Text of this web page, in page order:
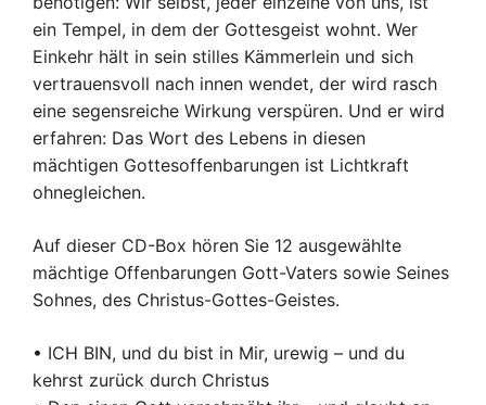
ein Tempel, in dem der Gottesgeist wohnt. Wer
Einkehr hält in sein stilles Kämmerlein und sich
vertrauensvoll nach innen wendet, der wird rasch
eine segensreiche Wirkung verspüren. Und er wird
erfahren: Das Wort des Lebens in diesen
mächtigen Gottesoffenbarungen ist Lichtkraft
ohnegleichen.
Auf dieser CD-Box hören Sie 12 ausgewählte
mächtige Offenbarungen Gott-Vaters sowie Seines
Sohnes, des Christus-Gottes-Geistes.
• ICH BIN, und du bist in Mir, urewig – und du
kehrst zurück durch Christus